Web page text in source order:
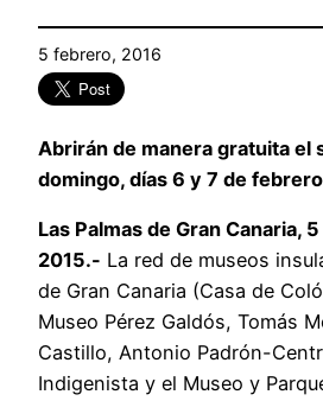
5 febrero, 2016
Abrirán de manera gratuita el
domingo, días 6 y 7 de febrero
Las Palmas de Gran Canaria,
2015.- La red de museos
de Gran Canaria (Casa de
Museo Pérez Galdós, Tomás
Castillo, Antonio Padrón-
Indigenista y el Museo y